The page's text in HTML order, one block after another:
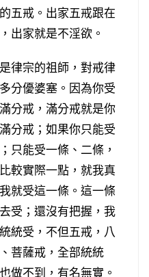
五戒。出家五戒跟在
出家就是不淫欲。
宗的祖師，對戒律
分優婆塞。因為你受
分戒，滿分戒就是你
分戒；如果你只能受
只能受一條、二條，
較實際一點，就我真
就受這一條。這一條
受；還沒有把握，我
統受，不但五戒，八
菩薩戒，全部統統
做不到，有名無實。